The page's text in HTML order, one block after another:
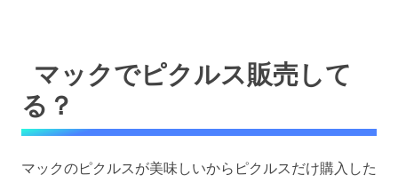
マックでピクルス販売して
る？
マックのピクルスが美味しいからピクルスだけ購入した